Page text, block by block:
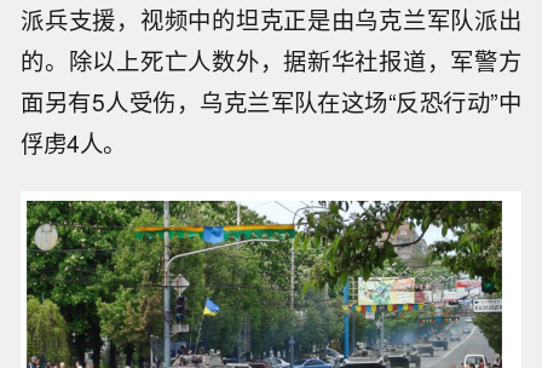
《基辅邮报》（Kyiv Post）5月9日报道：马里乌
波尔市议会被烧毁后的场景，已成废墟。
美联社援引时任乌克兰内政部长阿尔森·阿瓦科夫
（Arsen Avakov）的话表示，“约有60名枪手袭